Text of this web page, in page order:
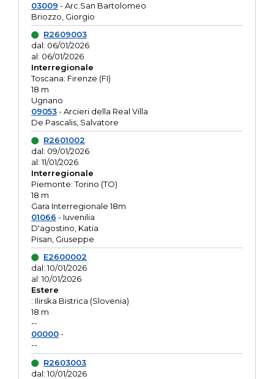
03009 - Arc.San Bartolomeo
Briozzo, Giorgio
R2609003
dal: 06/01/2026
al: 06/01/2026
Interregionale
Toscana: Firenze (FI)
18 m
Ugnano
09053- Arcieri della Real Villa
De Pascalis, Salvatore
R2601002
dal: 09/01/2026
al: 11/01/2026
Interregionale
Piemonte: Torino (TO)
18 m
Gara Interregionale 18m
01066 - Iuvenilia
D'agostino, Katia
Pisan, Giuseppe
E2600002
dal: 10/01/2026
al: 10/01/2026
Estere
: Ilirska Bistrica (Slovenia)
18 m
--
00000-
--
R2603003
dal: 10/01/2026